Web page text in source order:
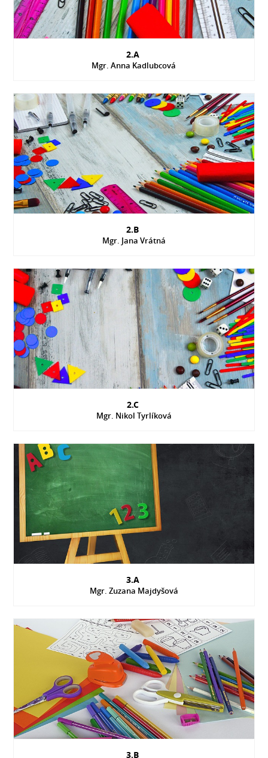
2.A
Mgr. Anna Kadlubcová
2.B
Mgr. Jana Vrátná
2.C
Mgr. Nikol Tyrlíková
3.A
Mgr. Zuzana Majdyšová
3.B